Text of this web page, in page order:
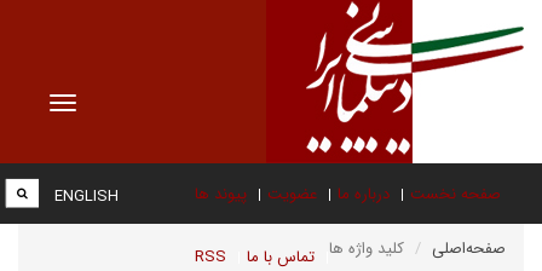
Toggle
صفحه نخست درباره ما عضویت پیوند ها
تماس با ما RSS
ENGLISH
صفحه‌اصلی کلید واژه ها